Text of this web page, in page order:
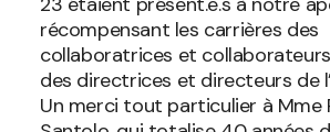
récompensant les carrières des
collaboratrices et
des directrices et directeurs de
Un merci tout particulier à Mme